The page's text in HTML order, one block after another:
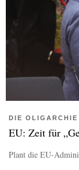
DIE OLIGARCHIE
EU: Zeit für
Plant die EU-